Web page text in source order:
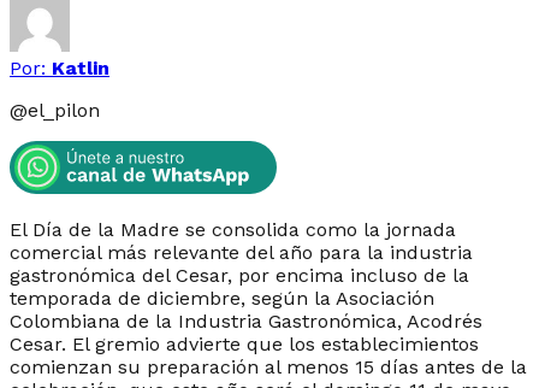
Por: Katlin
@el_pilon
El Día de la Madre se consolida como la jornada
comercial más relevante del año para la industria
gastronómica del Cesar, por encima incluso de la
temporada de diciembre, según la Asociación
Colombiana de la Industria Gastronómica, Acodrés
Cesar. El gremio advierte que los establecimientos
comienzan su preparación al menos 15 días antes de la